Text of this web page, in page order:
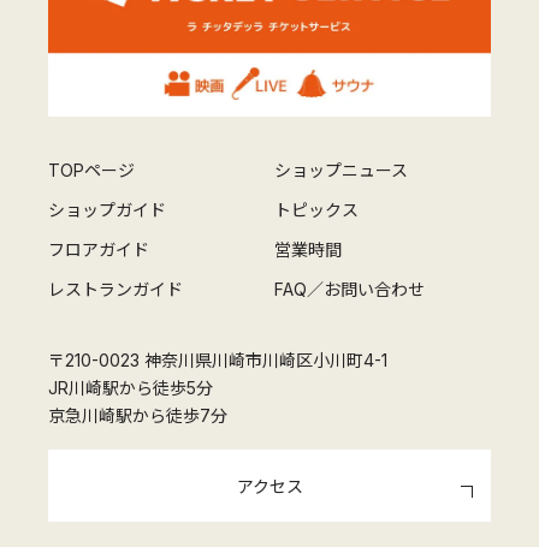
TOPページ
ショップニュース
ショップガイド
トピックス
フロアガイド
営業時間
レストランガイド
FAQ／お問い合わせ
〒210-0023 神奈川県川崎市川崎区小川町4-1
JR川崎駅から徒歩5分
京急川崎駅から徒歩7分
アクセス